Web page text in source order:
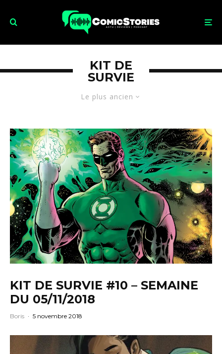
Le plus ancien
KIT DE
SURVIE
KIT DE SURVIE #10 – SEMAINE
DU 05/11/2018
Boris · 5 novembre 2018